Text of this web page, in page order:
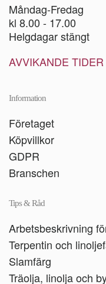
Måndag-Fredag
kl 8.00 - 17.00
Helgdagar stängt
AVVIKANDE TIDER
Information
Företaget
Köpvillkor
GDPR
Branschen
Tips & Råd
Arbetsbeskrivning
Terpentin och
Slamfärg
Träolja, linolja och